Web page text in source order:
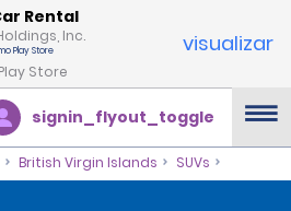
Rental
Inc.
Store
visualizar
signin_flyout_toggle
British Virgin Islands SUVs